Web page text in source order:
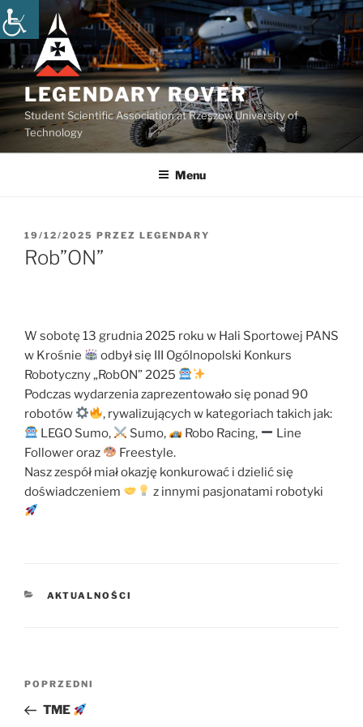
Przejdź
do
treści
LEGENDARY ROVER
Student Scientific Association at Rzeszow University of
Technology
Menu
OPUBLIKOWANE
W
19/12/2025 PRZEZ LEGENDARY
Rob”ON”
W sobotę 13 grudnia 2025 roku w Hali Sportowej PANS
w Krośnie
odbył się III Ogólnopolski Konkurs
Robotyczny „RobON” 2025
Podczas wydarzenia zaprezentowało się ponad 90
robotów
, rywalizujących w kategoriach takich jak:
LEGO Sumo,
Sumo, Robo Racing,
Line
Follower oraz
Freestyle.
Nasz zespół miał okazję konkurować i dzielić się
doświadczeniem
z innymi pasjonatami robotyki
KATEGORIE
AKTUALNOŚCI
Nawigacja
Poprzedni
wpis
POPRZEDNI
TME